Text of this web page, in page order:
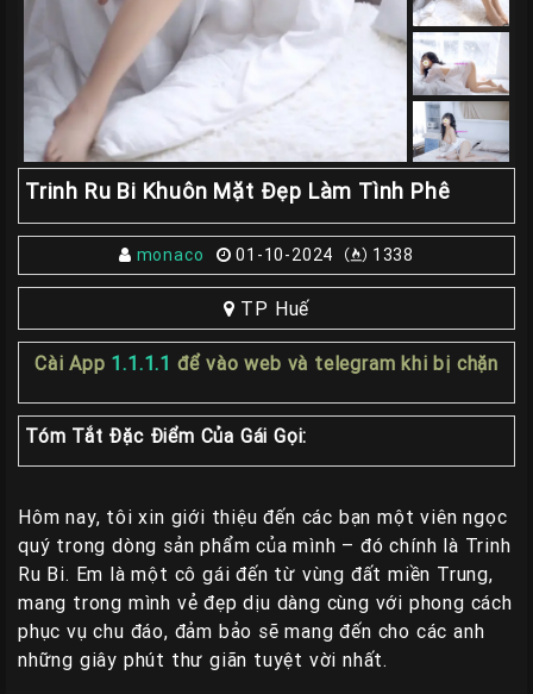
Gái
Sinh
Viên
Gái
Huế
Kiểm
HƯỚNG
CHECKER
HUẾ
Hệ
Group
Gái
Gọi
Huế
Trinh Ru Bi Khuôn Mặt Đẹp Làm Tình Phê
monaco 01-10-2024 1338
TP Huế
Cài App 1.1.1.1 để vào web và telegram khi bị chặn
Tóm Tắt Đặc Điểm Của Gái Gọi:
Hôm nay, tôi xin giới thiệu đến các bạn một viên ngọc
quý trong dòng sản phẩm của mình – đó chính là Trinh
Ru Bi. Em là một cô gái đến từ vùng đất miền Trung,
mang trong mình vẻ đẹp dịu dàng cùng với phong cách
phục vụ chu đáo, đảm bảo sẽ mang đến cho các anh
những giây phút thư giãn tuyệt vời nhất.